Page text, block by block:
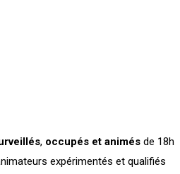
, occupés et animés de 18h
expérimentés et qualifiés